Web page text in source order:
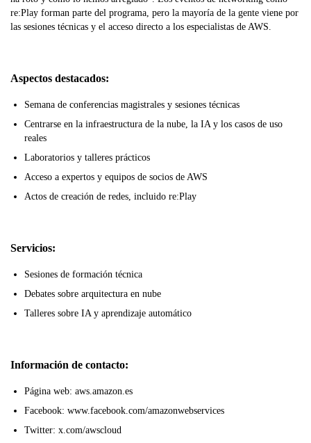
re:Play forman parte del programa, pero la mayoría de la gente viene por
las sesiones técnicas y el acceso directo a los especialistas de AWS.
Aspectos destacados:
Semana de conferencias magistrales y sesiones técnicas
Centrarse en la infraestructura de la nube, la IA y los casos de uso
reales
Laboratorios y talleres prácticos
Acceso a expertos y equipos de socios de AWS
Actos de creación de redes, incluido re:Play
Servicios:
Sesiones de formación técnica
Debates sobre arquitectura en nube
Talleres sobre IA y aprendizaje automático
Información de contacto:
Página web: aws.amazon.es
Facebook: www.facebook.com/amazonwebservices
Twitter: x.com/awscloud